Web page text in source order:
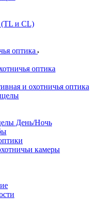
(TL и CL)
оптика
оптика
и охотничья оптика
День/Ночь
камеры